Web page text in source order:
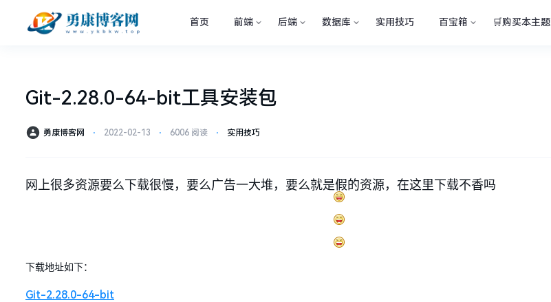
首页 前端 后端 数据库 实用技巧 百宝箱 🛒购买本主题
Git-2.28.0-64-bit工具安装包
勇康博客网 ⋅ 2022-02-13 ⋅ 6006 阅读 ⋅ 实用技巧
网上很多资源要么下载很慢，要么广告一大堆，要么就是假的资源，在这里下载不香吗
下载地址如下：
Git-2.28.0-64-bit